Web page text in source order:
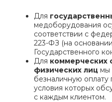
Для
медоборудования
соответствии с
223-ФЗ (на
Государственного
Для коммерческих
физических лиц мы
безналичную оплату
условия которых
с каждым клиентом.